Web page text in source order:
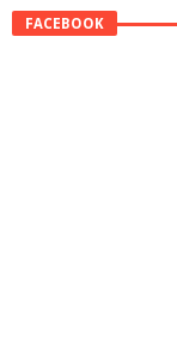
FACEBOOK